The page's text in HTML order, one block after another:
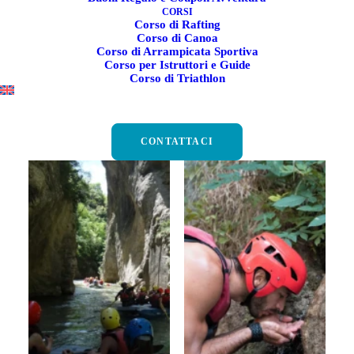
CORSI
Corso di Rafting
Corso di Canoa
Corso di Arrampicata Sportiva
Corso per Istruttori e Guide
Corso di Triathlon
CONTATTACI